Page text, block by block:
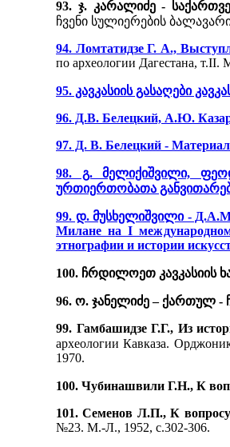
93. ჯ. კარალიძე -
ჩვენი სულიერების
94. Ломтатидзе Г. А.,
по археологии Дагестана, т.II.
95. კავკასიის გასაღები
96. Д.В. Белецкий, А.Ю.
97. Д. В. Белецкий -
98. გ. მელიქიშვილი,
ურთიერთობათა
99. დ. მუსხელიშვილი -
Милане на I
этнографии и истории
100. ჩრდილოეთ კავკასიის
96. ო. ჯანელიძე – ქართულ
99. Гамбашидзе Г.Г., Из
археологии Кавказа.
1970.
100. Чубинашвили Г.Н., К
101. Семенов Л.П., К
№23. М.-Л., 1952, с.302-306.